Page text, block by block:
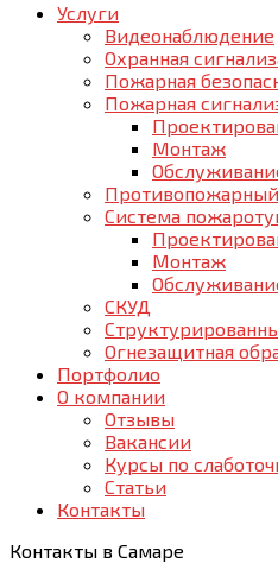
Услуги
Видеонаблюдение
Охранная
Пожарная
Пожарная
Монтаж
Система
Монтаж
СКУД
Огнезащитная
Портфолио
О компании
Отзывы
Вакансии
Курсы по
Статьи
Контакты
Контакты в Самаре